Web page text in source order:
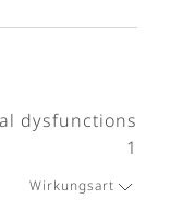
dysfunctions
1
Wirkungsart